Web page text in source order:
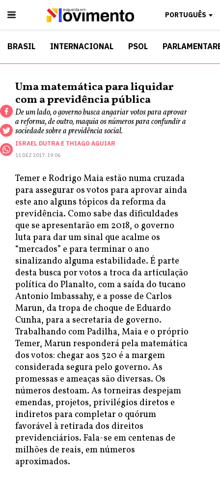
PORTUGUÊS
BRASIL INTERNACIONAL PSOL
Uma matemática para liquidar
com a previdência pública
De um lado, o governo busca angariar votos para aprovar
a reforma, de outro, maquia os números para confundir a
sociedade sobre a previdência social.
ISRAEL DUTRA E THIAGO AGUIAR
11 DEZ 2017, 19:06
Temer e Rodrigo Maia estão numa cruzada
para assegurar os votos para aprovar ainda
este ano alguns tópicos da reforma da
previdência. Como sabe das dificuldades
que se apresentarão em 2018, o governo
luta para dar um sinal que acalme os
“mercados” e para terminar o ano
sinalizando alguma estabilidade. É parte
desta busca por votos a troca da articulação
política do Planalto, com a saída do tucano
Antonio Imbassahy, e a posse de Carlos
Marun, da tropa de choque de Eduardo
Cunha, para a secretaria de governo.
Trabalhando com Padilha, Maia e o próprio
Temer, Marun responderá pela matemática
dos votos: chegar aos 320 é a margem
considerada segura pelo governo. As
promessas e ameaças são diversas. Os
números destoam. As torneiras despejam
emendas, projetos, privilégios diretos e
indiretos para completar o quórum
favorável à retirada dos direitos
previdenciários. Fala-se em centenas de
milhões de reais, em números
aproximados.